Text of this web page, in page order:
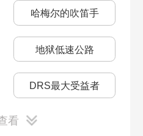
开服日期
5星光锥技能介绍
裂界征兆
冒险鼹鼠队
破冰稿
9月21日
哈梅尔的吹笛手
地狱低速公路
DRS最大受益者
看